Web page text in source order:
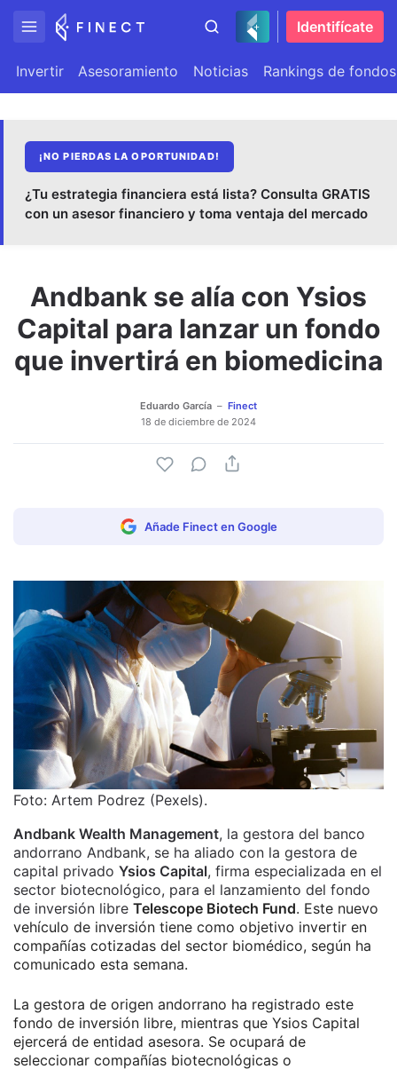
Identifícate
Invertir Asesoramiento Noticias Rankings de fondos
¡NO PIERDAS LA OPORTUNIDAD!
¿Tu estrategia financiera está lista? Consulta GRATIS
con un asesor financiero y toma ventaja del mercado
Andbank se alía con Ysios
Capital para lanzar un fondo
que invertirá en biomedicina
Eduardo García
Finect
18 de diciembre de 2024
Añade Finect en Google
Foto: Artem Podrez (Pexels).
Andbank Wealth Management, la gestora del banco
andorrano Andbank, se ha aliado con la gestora de
capital privado Ysios Capital, firma especializada en el
sector biotecnológico, para el lanzamiento del fondo
de inversión libre Telescope Biotech Fund. Este nuevo
vehículo de inversión tiene como objetivo invertir en
compañías cotizadas del sector biomédico, según ha
comunicado esta semana.
La gestora de origen andorrano ha registrado este
fondo de inversión libre, mientras que Ysios Capital
ejercerá de entidad asesora. Se ocupará de
seleccionar compañías biotecnológicas o